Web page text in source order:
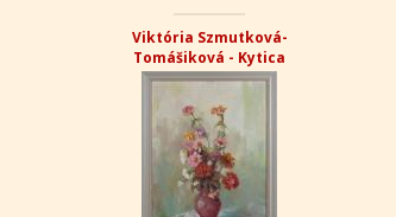
Viktória Szmutková-
Tomášiková - Kytica